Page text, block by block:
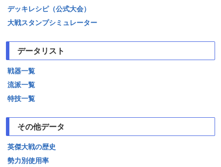
デッキレシピ（公式大会）
大戦スタンプシミュレーター
データリスト
戦器一覧
流派一覧
特技一覧
その他データ
英傑大戦の歴史
勢力別使用率